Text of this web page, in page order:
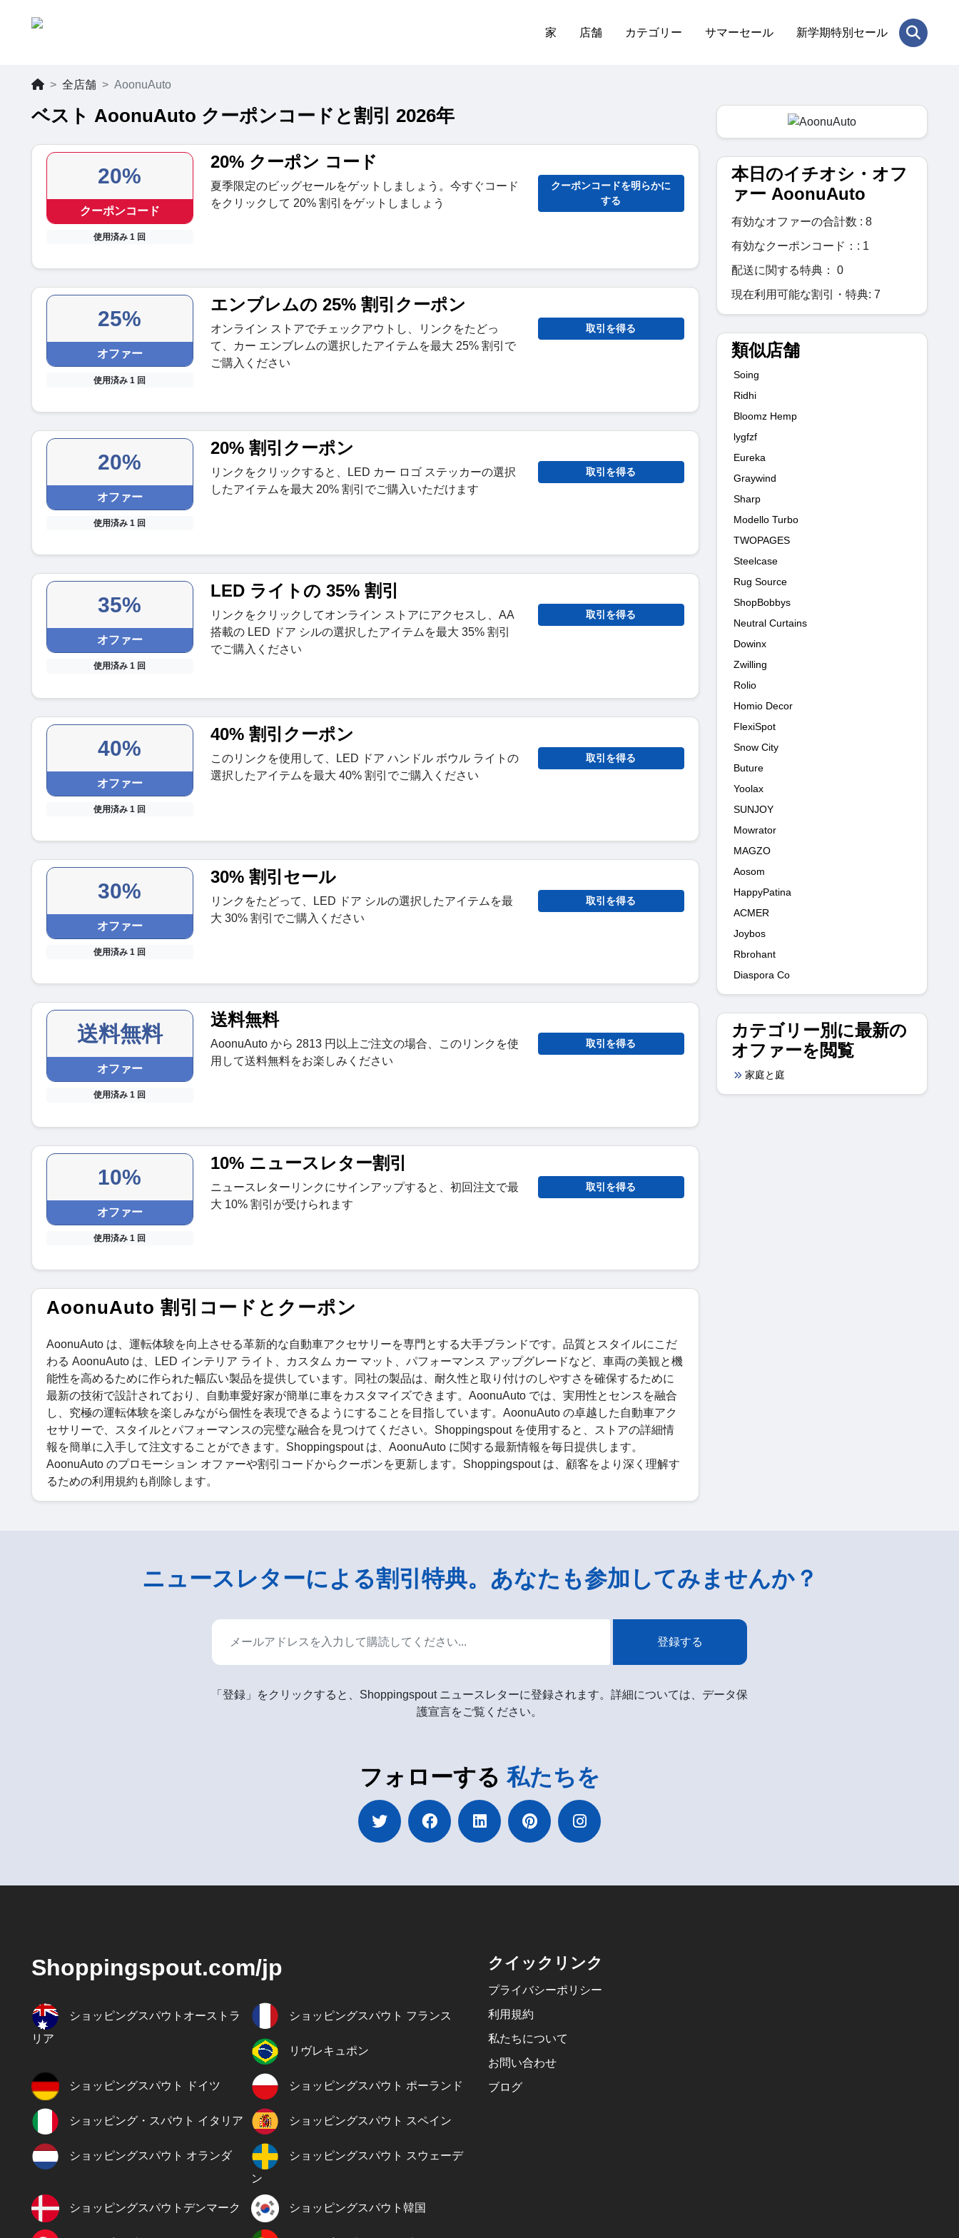
家 店舗 カテゴリー サマーセール 新学期特別セール
全店舗 AoonuAuto
ベスト AoonuAuto クーポンコードと割引 2026年
20%
クーポンコード
使用済み 1 回
20% クーポン コード
夏季限定のビッグセールをゲットしましょう。今すぐコード
をクリックして 20% 割引をゲットしましょう
クーポンコードを明らかに
する
25%
オファー
使用済み 1 回
エンブレムの 25% 割引クーポン
オンライン ストアでチェックアウトし、リンクをたどっ
て、カー エンブレムの選択したアイテムを最大 25% 割引で
ご購入ください
取引を得る
20%
オファー
使用済み 1 回
20% 割引クーポン
リンクをクリックすると、LED カー ロゴ ステッカーの選択
したアイテムを最大 20% 割引でご購入いただけます
取引を得る
35%
オファー
使用済み 1 回
LED ライトの 35% 割引
リンクをクリックしてオンライン ストアにアクセスし、AA
搭載の LED ドア シルの選択したアイテムを最大 35% 割引
でご購入ください
取引を得る
40%
オファー
使用済み 1 回
40% 割引クーポン
このリンクを使用して、LED ドア ハンドル ボウル ライトの
選択したアイテムを最大 40% 割引でご購入ください
取引を得る
30%
オファー
使用済み 1 回
30% 割引セール
リンクをたどって、LED ドア シルの選択したアイテムを最
大 30% 割引でご購入ください
取引を得る
送料無料
オファー
使用済み 1 回
送料無料
AoonuAuto から 2813 円以上ご注文の場合、このリンクを使
用して送料無料をお楽しみください
取引を得る
10%
オファー
使用済み 1 回
10% ニュースレター割引
ニュースレターリンクにサインアップすると、初回注文で最
大 10% 割引が受けられます
取引を得る
AoonuAuto 割引コードとクーポン
AoonuAuto は、運転体験を向上させる革新的な自動車アクセサリーを専門とする大手ブランドです。品質とスタイルにこだ
わる AoonuAuto は、LED インテリア ライト、カスタム カー マット、パフォーマンス アップグレードなど、車両の美観と機
能性を高めるために作られた幅広い製品を提供しています。同社の製品は、耐久性と取り付けのしやすさを確保するために
最新の技術で設計されており、自動車愛好家が簡単に車をカスタマイズできます。AoonuAuto では、実用性とセンスを融合
し、究極の運転体験を楽しみながら個性を表現できるようにすることを目指しています。AoonuAuto の卓越した自動車アク
セサリーで、スタイルとパフォーマンスの完璧な融合を見つけてください。Shoppingspout を使用すると、ストアの詳細情
報を簡単に入手して注文することができます。Shoppingspout は、AoonuAuto に関する最新情報を毎日提供します。
AoonuAuto のプロモーション オファーや割引コードからクーポンを更新します。Shoppingspout は、顧客をより深く理解す
るための利用規約も削除します。
本日のイチオシ・オフ
ァー AoonuAuto
有効なオファーの合計数 : 8
有効なクーポンコード：: 1
配送に関する特典： 0
現在利用可能な割引・特典: 7
類似店舗
Soing
Ridhi
Bloomz Hemp
lygfzf
Eureka
Graywind
Sharp
Modello Turbo
TWOPAGES
Steelcase
Rug Source
ShopBobbys
Neutral Curtains
Dowinx
Zwilling
Rolio
Homio Decor
FlexiSpot
Snow City
Buture
Yoolax
SUNJOY
Mowrator
MAGZO
Aosom
HappyPatina
ACMER
Joybos
Rbrohant
Diaspora Co
カテゴリー別に最新の
オファーを閲覧
家庭と庭
ニュースレターによる割引特典。あなたも参加してみませんか？
登録する
「登録」をクリックすると、Shoppingspout ニュースレターに登録されます。詳細については、データ保
護宣言をご覧ください。
フォローする私たちを
Shoppingspout.com/jp
ショッピングスパウトオーストラ
リア
ショッピングスパウト フランス
リヴレキュポン
ショッピングスパウト ドイツ ショッピングスパウト ポーランド
ショッピング・スパウト イタリア ショッピングスパウト スペイン
ショッピングスパウト オランダ
ショッピングスパウト スウェーデ
ン
ショッピングスパウトデンマーク ショッピングスパウト韓国
クイックリンク
プライバシーポリシー
利用規約
私たちについて
お問い合わせ
ブログ